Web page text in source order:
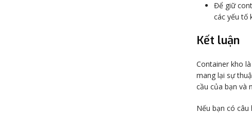
Để giữ
các yếu tố
Kết luận
Container kho
mang lại sự
cầu của bạn và
Nếu bạn có